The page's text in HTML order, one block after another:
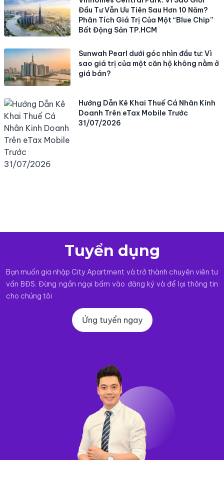
Đầu Tư Vẫn Ưu Tiên Sau Hơn 10 Năm?
Phân Tích Giá Trị Của Một “Blue Chip”
Bất Động Sản TP.HCM
Sunwah Pearl dưới góc nhìn đầu tư: Vì
sao giá trị của một căn hộ không nằm ở
giá bán?
Hướng Dẫn Kê Khai Thuế Cá Nhân Kinh
Doanh Trên eTax Mobile Trước
31/07/2026
Tuyển dụng
Bạn muốn gia nhập City Apartment và trở thành chuyên viên tư
vấn BĐS. Đừng ngần ngại bấm vào đăng ký và để lại thông tin
cho chúng tôi
Ứng tuyển ngay